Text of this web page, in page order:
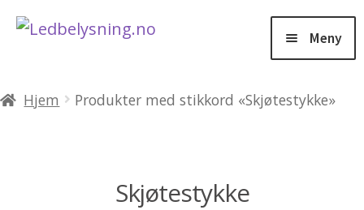
Hopp
Hopp
Meny
search
Hjem Produkter med stikkord «Skjøtestykke»
Skjøtestykke